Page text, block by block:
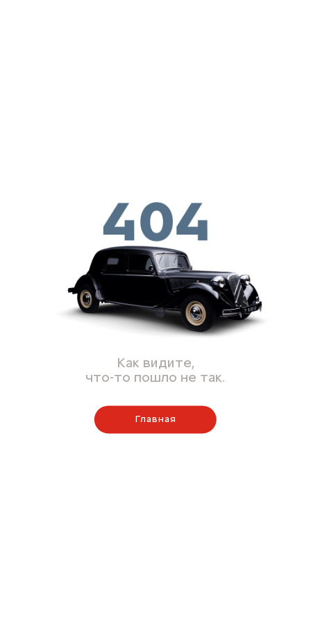
Как видите,
что-то пошло не так.
Главная